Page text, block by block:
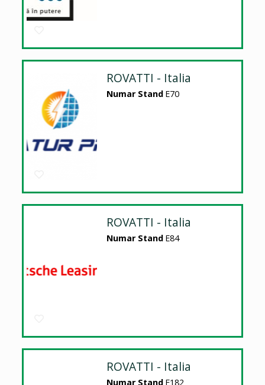
ROVATTI - Italia
Numar Stand E70
ROVATTI - Italia
Numar Stand E84
ROVATTI - Italia
Numar Stand E182